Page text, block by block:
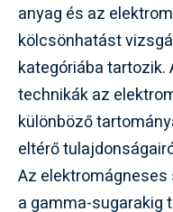
anyag és az
kölcsönhatást
kategóriába tartozik.
technikák az
különböző
eltérő
Az
a gamma-sugarakig